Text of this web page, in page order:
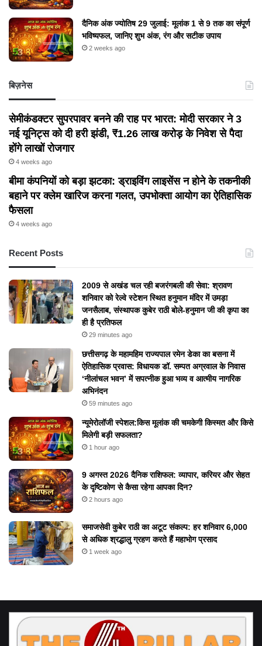
दैनिक अंक ज्योतिष 29 जुलाई: मूलांक 1 से 9 तक का संपूर्ण
भविष्यफल, जानिए शुभ अंक, रंग और सटीक उपाय
2 weeks ago
बिज़नेस
सेमीकंडक्टर सुपरपावर बनने की राह पर भारत: मोदी सरकार ने 3
नई यूनिट्स को दी हरी झंडी, ₹1.26 लाख करोड़ के निवेश से पैदा
होंगे लाखों रोजगार
4 weeks ago
बीमा कंपनियों को बड़ा झटका: ड्राइविंग लाइसेंस न होने के तकनीकी
बहाने पर क्लेम खारिज करना गलत, उपभोक्ता आयोग का ऐतिहासिक
फैसला
4 weeks ago
Recent Posts
2009 से अखंड चल रही बजरंगबली की सेवा: श्रावण
शनिवार को रेल्वे स्टेशन स्थित हनुमान मंदिर में उमड़ा
जनसैलाब, संस्थापक कुबेर राठी बोले-हनुमान जी की कृपा का
ही है प्रतिफल
29 minutes ago
छत्तीसगढ़ के महामहिम राज्यपाल रमेन डेका का बसना में
ऐतिहासिक प्रवास: विधायक डॉ. सम्पत अग्रवाल के निवास
‘नीलांचल भवन’ में सपत्नीक हुआ भव्य व आत्मीय नागरिक
अभिनंदन
59 minutes ago
न्यूमेरोलॉजी स्पेशल:किस मूलांक की चमकेगी किस्मत और किसे
मिलेगी बड़ी सफलता?
1 hour ago
9 अगस्त 2026 दैनिक राशिफल: व्यापार, करियर और सेहत
के दृष्टिकोण से कैसा रहेगा आपका दिन?
2 hours ago
समाजसेवी कुबेर राठी का अटूट संकल्प: हर शनिवार 6,000
से अधिक श्रद्धालु ग्रहण करते हैं महाभोग प्रसाद
1 week ago